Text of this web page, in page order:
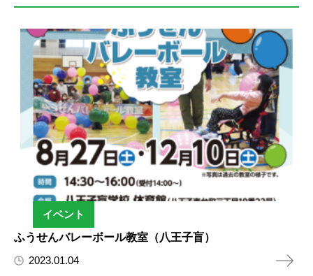
イベント
ふうせんバレーボール教室（八王子盲）
2023.01.04